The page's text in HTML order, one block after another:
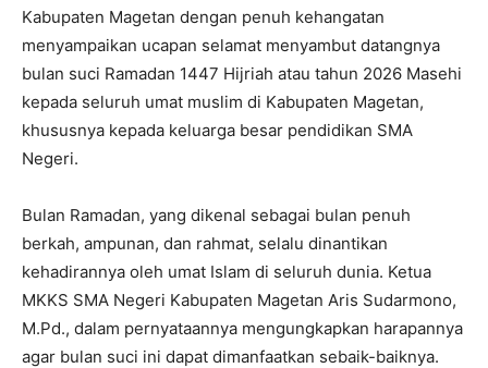
Kabupaten Magetan dengan penuh kehangatan
menyampaikan ucapan selamat menyambut datangnya
bulan suci Ramadan 1447 Hijriah atau tahun 2026 Masehi
kepada seluruh umat muslim di Kabupaten Magetan,
khususnya kepada keluarga besar pendidikan SMA
Negeri.
Bulan Ramadan, yang dikenal sebagai bulan penuh
berkah, ampunan, dan rahmat, selalu dinantikan
kehadirannya oleh umat Islam di seluruh dunia. Ketua
MKKS SMA Negeri Kabupaten Magetan Aris Sudarmono,
M.Pd., dalam pernyataannya mengungkapkan harapannya
agar bulan suci ini dapat dimanfaatkan sebaik-baiknya.